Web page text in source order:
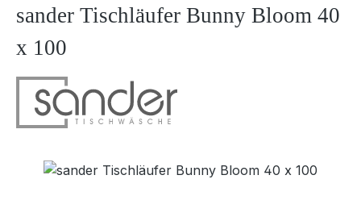
sander Tischläufer Bunny Bloom 40
x 100
Bildergalerie überspringen